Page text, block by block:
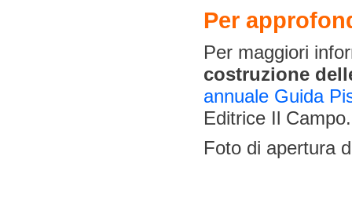
Per
Per maggiori
costruzione
annuale Guida
Editrice Il Campo.
Foto di apertura